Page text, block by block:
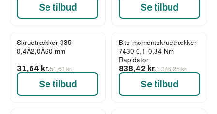
Se tilbud Se tilbud
-39%
Skruetrækker 335
0,4Ã2,0Ã60 mm
31,64 kr.51,63 kr.
Se tilbud
-38%
Bits-momentskruetrækker
7430 0,1-0,34 Nm
Rapidator
838,42 kr.1.346,25 kr.
Se tilbud